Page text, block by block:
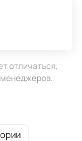
отличаться,